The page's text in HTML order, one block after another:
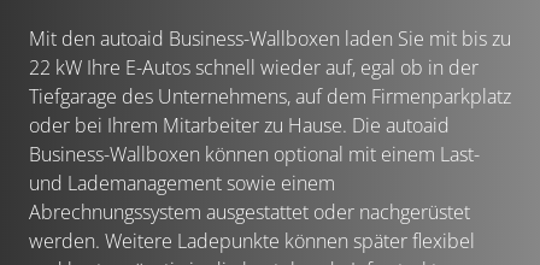
Mit den autoaid Business-Wallboxen laden Sie mit bis zu
22 kW Ihre E-Autos schnell wieder auf, egal ob in der
Tiefgarage des Unternehmens, auf dem Firmenparkplatz
oder bei Ihrem Mitarbeiter zu Hause. Die autoaid
Business-Wallboxen können optional mit einem Last-
und Lademanagement sowie einem
Abrechnungssystem ausgestattet oder nachgerüstet
werden. Weitere Ladepunkte können später flexibel